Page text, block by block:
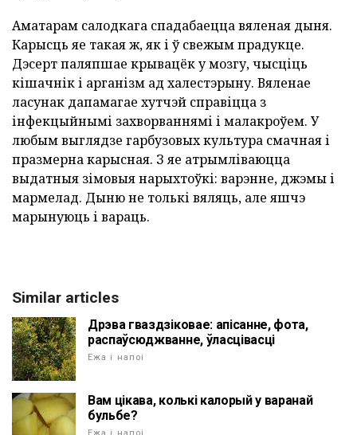
Аматарам салодкага спадабаецца вяленая дыня.
Карысць яе такая ж, як і ў свежым прадукце.
Дэсерт паляпшае крывацёк у мозгу, чысціць
кішачнік і арганізм ад халестэрыну. Вяленае
ласунак дапамагае хутчэй справіцца з
інфекцыйнымі захворваннямі і малакроўем. У
любым выглядзе гарбузовых культура смачная і
празмерна карысная. З яе атрымліваюцца
выдатныя зімовыя нарыхтоўкі: варэнне, джэмы і
мармелад. Дыню не толькі вяляць, але яшчэ
марынуюць і вараць.
Similar articles
Дрэва гваздзіковае: апісанне, фота,
распаўсюджванне, ўласцівасці
Ежа і напоі
Вам цікава, колькі калорый у варанай
бульбе?